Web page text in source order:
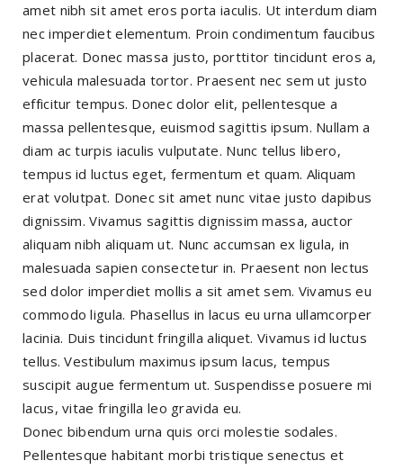
amet nibh sit amet eros porta iaculis. Ut interdum diam
nec imperdiet elementum. Proin condimentum faucibus
placerat. Donec massa justo, porttitor tincidunt eros a,
vehicula malesuada tortor. Praesent nec sem ut justo
efficitur tempus. Donec dolor elit, pellentesque a
massa pellentesque, euismod sagittis ipsum. Nullam a
diam ac turpis iaculis vulputate. Nunc tellus libero,
tempus id luctus eget, fermentum et quam. Aliquam
erat volutpat. Donec sit amet nunc vitae justo dapibus
dignissim. Vivamus sagittis dignissim massa, auctor
aliquam nibh aliquam ut. Nunc accumsan ex ligula, in
malesuada sapien consectetur in. Praesent non lectus
sed dolor imperdiet mollis a sit amet sem. Vivamus eu
commodo ligula. Phasellus in lacus eu urna ullamcorper
lacinia. Duis tincidunt fringilla aliquet. Vivamus id luctus
tellus. Vestibulum maximus ipsum lacus, tempus
suscipit augue fermentum ut. Suspendisse posuere mi
lacus, vitae fringilla leo gravida eu.
Donec bibendum urna quis orci molestie sodales.
Pellentesque habitant morbi tristique senectus et